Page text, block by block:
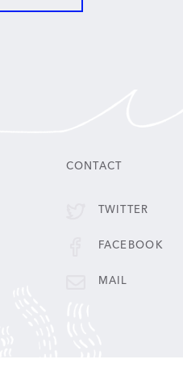
CONTACT
TWITTER
FACEBOOK
MAIL